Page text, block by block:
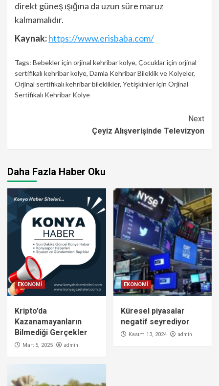
direkt güneş ışığına da uzun süre maruz
kalmamalıdır.
Kaynak:https://www.erisbaba.com/
Tags: Bebekler için orjinal kehribar kolye, Çocuklar için orjinal
sertifikalı kehribar kolye, Damla Kehribar Bileklik ve Kolyeler,
Orjinal sertifikalı kehribar bileklikler, Yetişkinler için Orjinal
Sertifikalı Kehribar Kolye
Next
Çeyiz Alışverişinde Televizyon
Daha Fazla Haber Oku
EKONOMİ
Kripto’da
Kazanamayanların
Bilmediği Gerçekler
Mart 5, 2025 admin
EKONOMİ
Küresel piyasalar
negatif seyrediyor
Kasım 13, 2024 admin